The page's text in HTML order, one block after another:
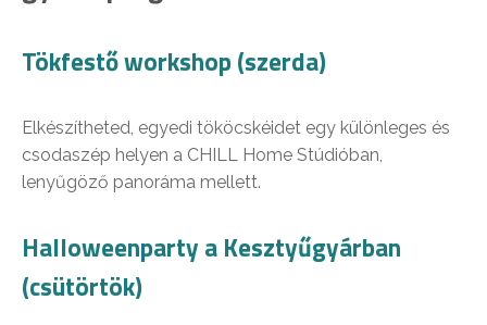
Tökfestő workshop (szerda)
Elkészítheted, egyedi tököcskéidet egy különleges és
csodaszép helyen a CHILL Home Stúdióban,
lenyűgöző panoráma mellett.
Halloweenparty a Kesztyűgyárban
(csütörtök)